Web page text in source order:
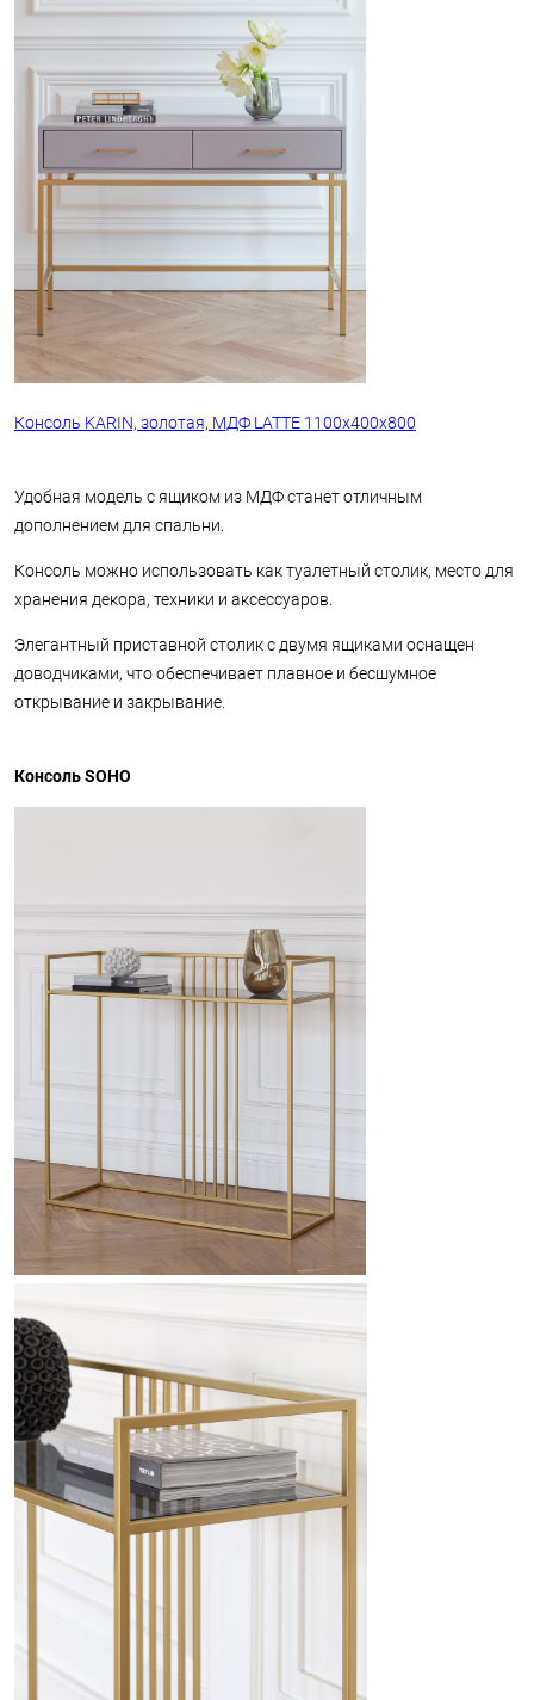
Консоль KARIN, золотая, МДФ LATTE 1100х400х800
Удобная модель с ящиком из МДФ станет отличным
дополнением для спальни.
Консоль можно использовать как туалетный столик, место для
хранения декора, техники и аксессуаров.
Элегантный приставной столик с двумя ящиками оснащен
доводчиками, что обеспечивает плавное и бесшумное
открывание и закрывание.
Консоль SOHO